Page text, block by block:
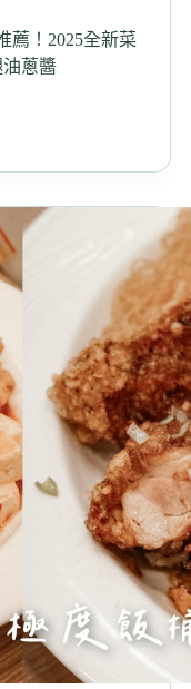
薦！2025全新菜
蔥醬